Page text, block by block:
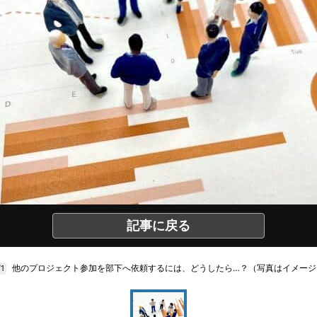
記事に戻る
他のプロジェクト参加を部下へ依頼するには、どうしたら…？（写真はイメー